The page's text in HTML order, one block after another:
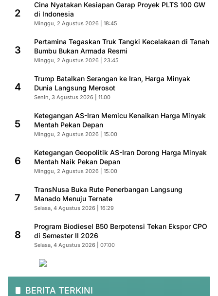
2
Cina Nyatakan Kesiapan Garap Proyek PLTS 100 GW
di Indonesia
Minggu, 2 Agustus 2026 | 18:45
3
Pertamina Tegaskan Truk Tangki Kecelakaan di Tanah
Bumbu Bukan Armada Resmi
Minggu, 2 Agustus 2026 | 23:45
4
Trump Batalkan Serangan ke Iran, Harga Minyak
Dunia Langsung Merosot
Senin, 3 Agustus 2026 | 11:00
5
Ketegangan AS-Iran Memicu Kenaikan Harga Minyak
Mentah Pekan Depan
Minggu, 2 Agustus 2026 | 15:00
6
Ketegangan Geopolitik AS-Iran Dorong Harga Minyak
Mentah Naik Pekan Depan
Minggu, 2 Agustus 2026 | 15:00
7
TransNusa Buka Rute Penerbangan Langsung
Manado Menuju Ternate
Selasa, 4 Agustus 2026 | 16:29
8
Program Biodiesel B50 Berpotensi Tekan Ekspor CPO
di Semester II 2026
Selasa, 4 Agustus 2026 | 07:00
BERITA TERKINI